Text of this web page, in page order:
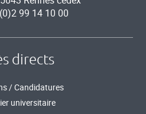
99 14 10 00
directs
/ Candidatures
universitaire